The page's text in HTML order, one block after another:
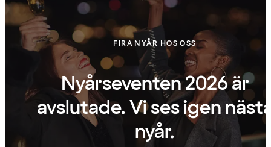
FIRA NYÅR HOS OSS
Nyårseventen 2026 är
avslutade. Vi ses igen
nyår.